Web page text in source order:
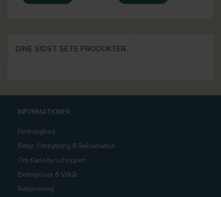
DINE SIDST SETE PRODUKTER
INFORMATIONER
Fortrolighed
Retur, Ombytning & Reklamation
Om Kæledyrsshoppen
Betingelser & Vilkår
Returnering